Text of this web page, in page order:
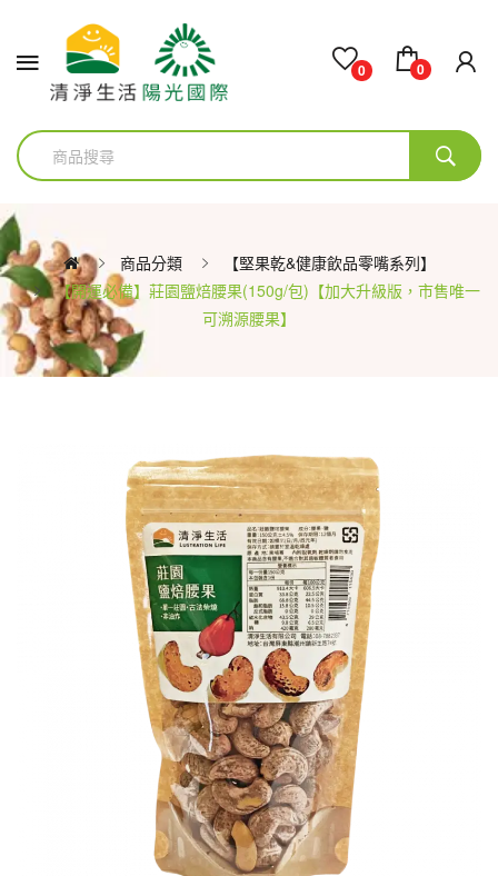
0 0
商品分類
【堅果乾&健康飲品零嘴系列】
【開運必備】莊園鹽焙腰果(150g/包)【加大升級版，市售唯一
可溯源腰果】